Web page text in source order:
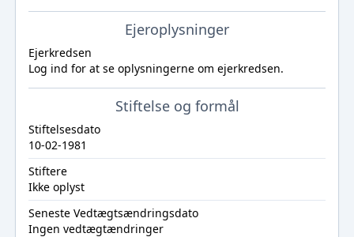
Ejeroplysninger
Ejerkredsen
Log ind for at se oplysningerne om ejerkredsen.
Stiftelse og formål
Stiftelsesdato
10-02-1981
Stiftere
Ikke oplyst
Seneste Vedtægtsændringsdato
Ingen vedtægtændringer